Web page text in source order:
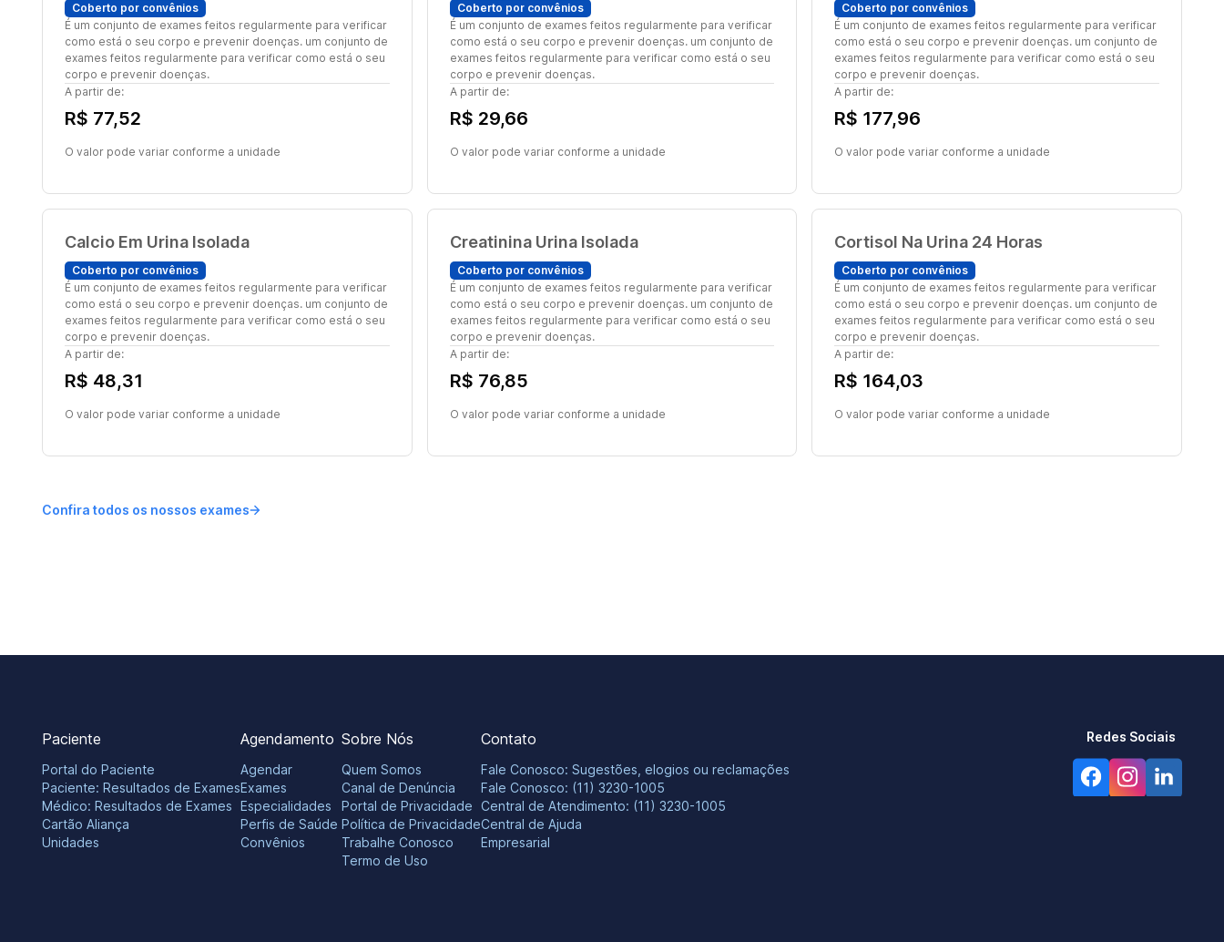
Coberto por convênios
É um conjunto de exames feitos regularmente para verificar
como está o seu corpo e prevenir doenças. um conjunto de
exames feitos regularmente para verificar como está o seu
corpo e prevenir doenças.
A partir de:
R$ 77,52
O valor pode variar conforme a unidade
Coberto por convênios
É um conjunto de exames feitos regularmente para verificar
como está o seu corpo e prevenir doenças. um conjunto de
exames feitos regularmente para verificar como está o seu
corpo e prevenir doenças.
A partir de:
R$ 29,66
O valor pode variar conforme a unidade
Coberto por convênios
É um conjunto de exames feitos regularmente para verificar
como está o seu corpo e prevenir doenças. um conjunto de
exames feitos regularmente para verificar como está o seu
corpo e prevenir doenças.
A partir de:
R$ 177,96
O valor pode variar conforme a unidade
Calcio Em Urina Isolada
Coberto por convênios
É um conjunto de exames feitos regularmente para verificar
como está o seu corpo e prevenir doenças. um conjunto de
exames feitos regularmente para verificar como está o seu
corpo e prevenir doenças.
A partir de:
R$ 48,31
O valor pode variar conforme a unidade
Creatinina Urina Isolada
Coberto por convênios
É um conjunto de exames feitos regularmente para verificar
como está o seu corpo e prevenir doenças. um conjunto de
exames feitos regularmente para verificar como está o seu
corpo e prevenir doenças.
A partir de:
R$ 76,85
O valor pode variar conforme a unidade
Cortisol Na Urina 24 Horas
Coberto por convênios
É um conjunto de exames feitos regularmente para verificar
como está o seu corpo e prevenir doenças. um conjunto de
exames feitos regularmente para verificar como está o seu
corpo e prevenir doenças.
A partir de:
R$ 164,03
O valor pode variar conforme a unidade
Confira todos os nossos exames
Paciente
Portal do Paciente
Paciente: Resultados de Exames
Médico: Resultados de Exames
Cartão Aliança
Unidades
Agendamento
Agendar
Exames
Especialidades
Perfis de Saúde
Convênios
Sobre Nós
Quem Somos
Canal de Denúncia
Portal de Privacidade
Política de Privacidade
Trabalhe Conosco
Termo de Uso
Contato
Fale Conosco: Sugestões, elogios ou reclamações
Fale Conosco: (11) 3230-1005
Central de Atendimento: (11) 3230-1005
Central de Ajuda
Empresarial
Redes Sociais